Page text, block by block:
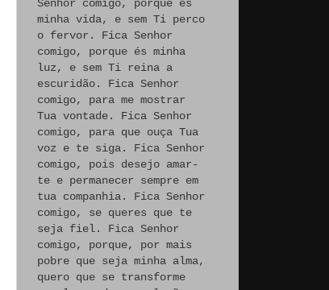
Senhor comigo, porque és
minha vida, e sem Ti perco
o fervor. Fica Senhor
comigo, porque és minha
luz, e sem Ti reina a
escuridão. Fica Senhor
comigo, para me mostrar
Tua vontade. Fica Senhor
comigo, para que ouça Tua
voz e te siga. Fica Senhor
comigo, pois desejo amar-
te e permanecer sempre em
tua companhia. Fica Senhor
comigo, se queres que te
seja fiel. Fica Senhor
comigo, porque, por mais
pobre que seja minha alma,
quero que se transforme